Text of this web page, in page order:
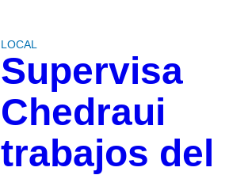
LOCAL
Supervisa
Chedraui
trabajos del